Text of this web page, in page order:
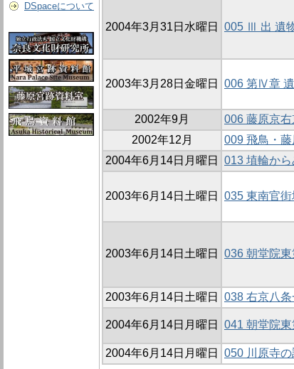
DSpaceについて
2004年3月31日水曜日 005 Ⅲ 出 遺
2003年3月28日金曜日 006 第Ⅳ章
2002年9月
006 藤原京
2002年12月
009 飛鳥・藤
2004年6月14日月曜日
013 埴輪か
2003年6月14日土曜日 035 東南官
2003年6月14日土曜日 036 朝堂院
2003年6月14日土曜日
038 右京八
2004年6月14日月曜日 041 朝堂院
2004年6月14日月曜日
050 川原寺